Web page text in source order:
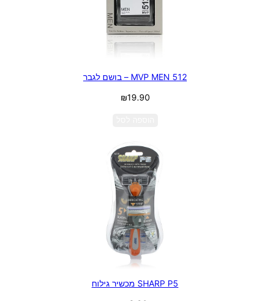
512 MVP MEN – בושם לגבר
₪19.90
SHARP P5 מכשיר גילוח